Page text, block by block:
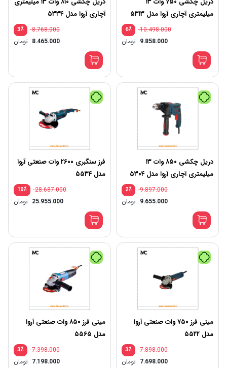
میلیمتری آچاری آروا مدل ۵۳۱۳
٪6
10.498.000
9.858.000 تومان
آچاری آروا مدل ۵۳۳۴
٪3
8.768.000
8.465.000 تومان
دریل چکشی ۸۵۰ وات ۱۳
میلیمتری آچاری آروا مدل ۵۳۰۴
٪2
9.897.000
9.655.000 تومان
فرز سنگبری ۲۶۰۰ وات صنعتی آروا
مدل ۵۵۳۴
٪10
28.687.000
25.955.000 تومان
مینی فرز ۷۵۰ وات صنعتی آروا
مدل ۵۵۲۲
٪3
7.898.000
7.698.000 تومان
مینی فرز ۸۵۰ وات صنعتی آروا
مدل ۵۵۶۵
٪3
7.398.000
7.198.000 تومان